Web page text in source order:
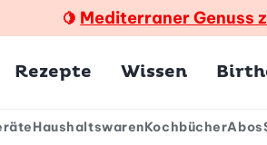
🍋 Mediterraner Genuss
Rezepte Wissen
HaushaltswarenKochbücherAbos